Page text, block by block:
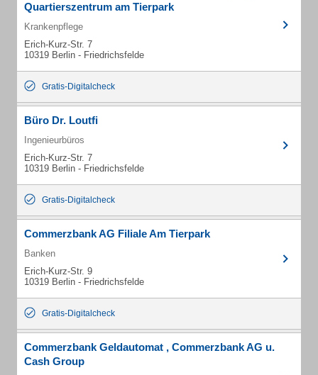
Quartierszentrum am Tierpark
Krankenpflege
Erich-Kurz-Str. 7
10319 Berlin - Friedrichsfelde
Gratis-Digitalcheck
Büro Dr. Loutfi
Ingenieurbüros
Erich-Kurz-Str. 7
10319 Berlin - Friedrichsfelde
Gratis-Digitalcheck
Commerzbank AG Filiale Am Tierpark
Banken
Erich-Kurz-Str. 9
10319 Berlin - Friedrichsfelde
Gratis-Digitalcheck
Commerzbank Geldautomat , Commerzbank AG u.
Cash Group